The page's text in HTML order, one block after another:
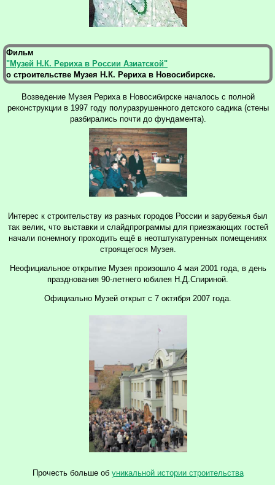
Фильм
"Музей Н.К. Рериха в России Азиатской"
о строительстве Музея Н.К. Рериха в Новосибирске.
Возведение Музея Рериха в Новосибирске началось с полной
реконструкции в 1997 году полуразрушенного детского садика (стены
разбирались почти до фундамента).
Интерес к строительству из разных городов России и зарубежья был
так велик, что выставки и слайдпрограммы для приезжающих гостей
начали понемногу проходить ещё в неотштукатуренных помещениях
строящегося Музея.
Неофициальное открытие Музея произошло 4 мая 2001 года, в день
празднования 90-летнего юбилея Н.Д.Спириной.
Официально Музей открыт с 7 октября 2007 года.
Прочесть больше об уникальной истории строительства